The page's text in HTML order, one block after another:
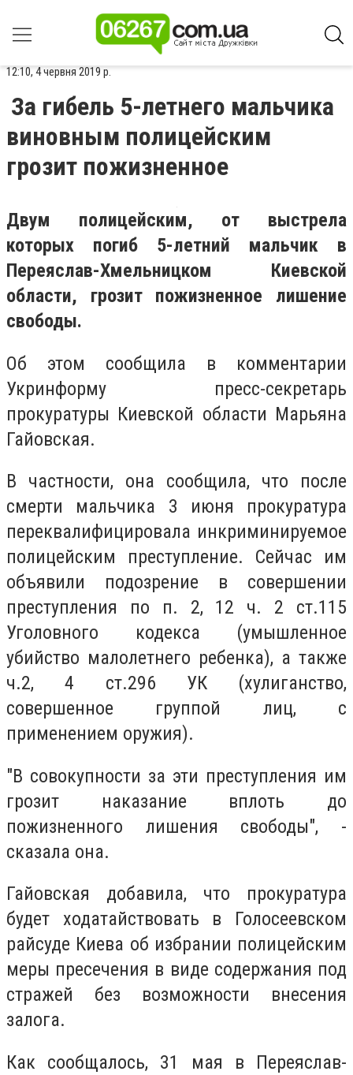
12:10, 4 червня 2019 р.
За гибель 5-летнего мальчика
виновным полицейским
грозит пожизненное
Двум полицейским, от выстрела
которых погиб 5-летний мальчик в
Переяслав-Хмельницком Киевской
области, грозит пожизненное лишение
свободы.
Об этом сообщила в комментарии
Укринформу пресс-секретарь
прокуратуры Киевской области Марьяна
Гайовская.
В частности, она сообщила, что после
смерти мальчика 3 июня прокуратура
переквалифицировала инкриминируемое
полицейским преступление. Сейчас им
объявили подозрение в совершении
преступления по п. 2, 12 ч. 2 ст.115
Уголовного кодекса (умышленное
убийство малолетнего ребенка), а также
ч.2, 4 ст.296 УК (хулиганство,
совершенное группой лиц, с
применением оружия).
"В совокупности за эти преступления им
грозит наказание вплоть до
пожизненного лишения свободы", -
сказала она.
Гайовская добавила, что прокуратура
будет ходатайствовать в Голосеевском
райсуде Киева об избрании полицейским
меры пресечения в виде содержания под
стражей без возможности внесения
залога.
Как сообщалось, 31 мая в Переяслав-